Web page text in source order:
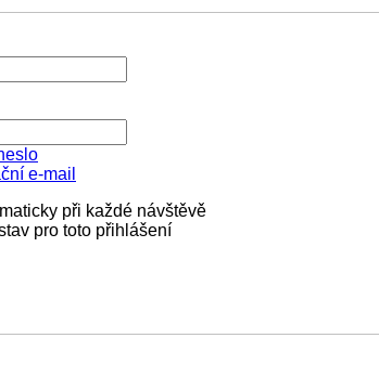
e-mail
při každé návštěvě
pro toto přihlášení